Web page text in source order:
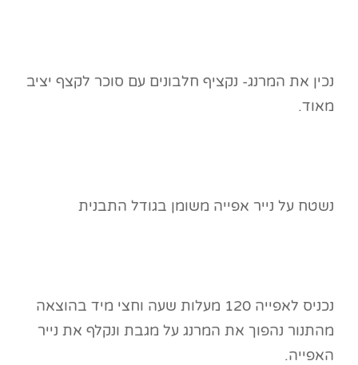
נכין את המרנג- נקציף חלבונים עם סוכר לקצף יציב
מאוד.
נשטח על נייר אפייה משומן בגודל התבנית
נכניס לאפייה 120 מעלות שעה וחצי מיד בהוצאה
מהתנור נהפוך את המרנג על מגבת ונקלף את נייר
האפייה.